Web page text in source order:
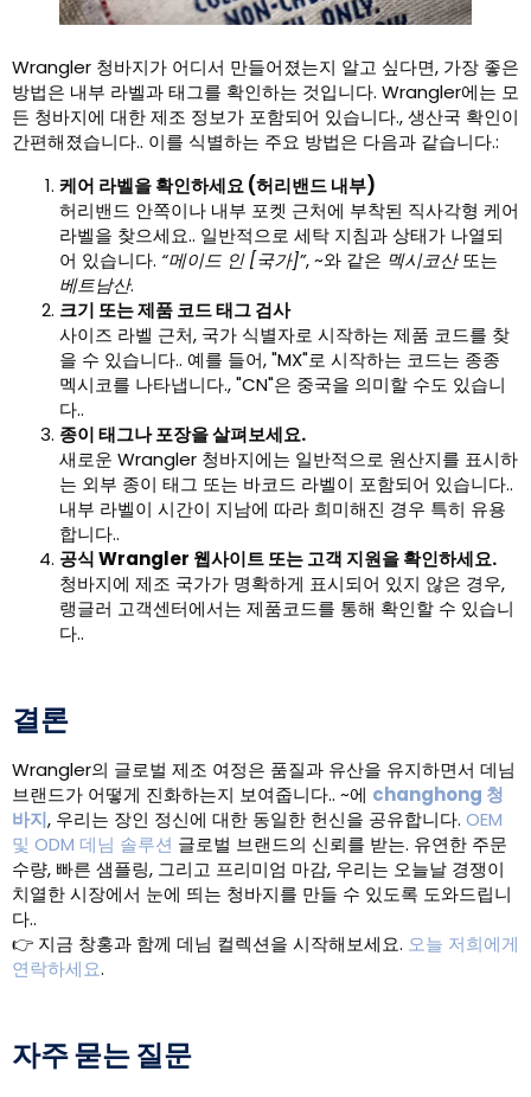
Wrangler 청바지가 어디서 만들어졌는지 알고 싶다면, 가장 좋은
방법은 내부 라벨과 태그를 확인하는 것입니다. Wrangler에는 모
든 청바지에 대한 제조 정보가 포함되어 있습니다., 생산국 확인이
간편해졌습니다.. 이를 식별하는 주요 방법은 다음과 같습니다.:
케어 라벨을 확인하세요 (허리밴드 내부)
허리밴드 안쪽이나 내부 포켓 근처에 부착된 직사각형 케어
라벨을 찾으세요.. 일반적으로 세탁 지침과 상태가 나열되
어 있습니다. “메이드 인 [국가]”, ~와 같은 멕시코산또는
베트남산.
크기 또는 제품 코드 태그 검사
사이즈 라벨 근처, 국가 식별자로 시작하는 제품 코드를 찾
을 수 있습니다.. 예를 들어, "MX"로 시작하는 코드는 종종
멕시코를 나타냅니다., "CN"은 중국을 의미할 수도 있습니
다..
종이 태그나 포장을 살펴보세요.
새로운 Wrangler 청바지에는 일반적으로 원산지를 표시하
는 외부 종이 태그 또는 바코드 라벨이 포함되어 있습니다..
내부 라벨이 시간이 지남에 따라 희미해진 경우 특히 유용
합니다..
공식 Wrangler 웹사이트 또는 고객 지원을 확인하세요.
청바지에 제조 국가가 명확하게 표시되어 있지 않은 경우,
랭글러 고객센터에서는 제품코드를 통해 확인할 수 있습니
다..
결론
Wrangler의 글로벌 제조 여정은 품질과 유산을 유지하면서 데님
브랜드가 어떻게 진화하는지 보여줍니다.. ~에 changhong 청
바지, 우리는 장인 정신에 대한 동일한 헌신을 공유합니다. OEM
및 ODM 데님 솔루션 글로벌 브랜드의 신뢰를 받는. 유연한 주문
수량, 빠른 샘플링, 그리고 프리미엄 마감, 우리는 오늘날 경쟁이
치열한 시장에서 눈에 띄는 청바지를 만들 수 있도록 도와드립니
다..
👉 지금 창홍과 함께 데님 컬렉션을 시작해보세요. 오늘 저희에게
연락하세요.
자주 묻는 질문